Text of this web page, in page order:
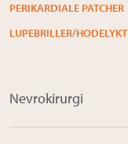
PERIKARDIALE PATCHER
LUPEBRILLER/HODELYKT
Nevrokirurgi